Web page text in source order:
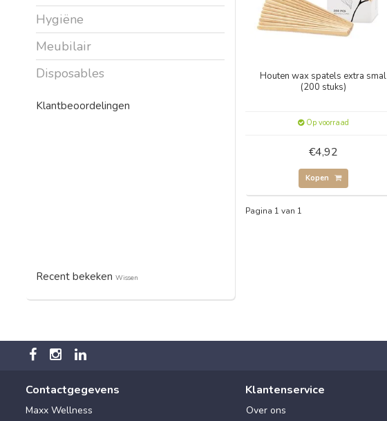
Hygiëne
Meubilair
Disposables
Klantbeoordelingen
Recent bekeken Wissen
Houten wax spatels extra smal
(200 stuks)
Op voorraad
€4,92
Kopen
Pagina 1 van 1
Contactgegevens
Maxx Wellness
Klantenservice
Over ons